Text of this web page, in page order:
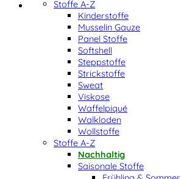
Stoffe A-Z
Kinderstoffe
Musselin Gauze
Panel Stoffe
Softshell
Steppstoffe
Strickstoffe
Sweat
Viskose
Waffelpiqué
Walkloden
Wollstoffe
Stoffe A-Z
Nachhaltig
Saisonale Stoffe